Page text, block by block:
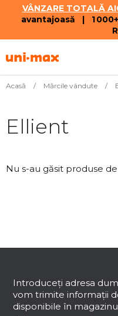
VÂNZARE TOTALĂ
avantajoasă | 1
la
Acasă / Mărcile vândute /
Ellient
Nu s-au găsit produse
Introduceţi adresa
vom trimite informaţii
disponibile în